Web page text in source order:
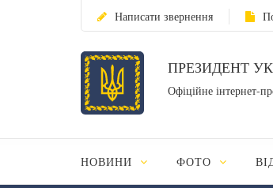
Написати звернення
ПРЕЗИДЕНТ
Офіційне інтернет-
НОВИНИ ФОТО